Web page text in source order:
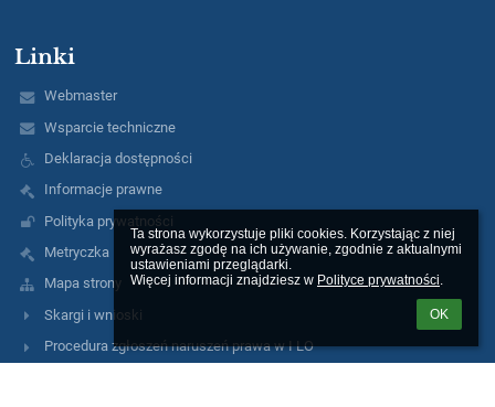
Ta strona wykorzystuje pliki cookies. Korzystając z niej
wyrażasz zgodę na ich używanie, zgodnie z aktualnymi
ustawieniami przeglądarki.
Więcej informacji znajdziesz w Polityce prywatności.
OK
Linki
Webmaster
Wsparcie techniczne
Deklaracja dostępności
Informacje prawne
Polityka prywatności
Metryczka
Mapa strony
Skargi i wnioski
Procedura zgłoszeń naruszeń prawa w I LO